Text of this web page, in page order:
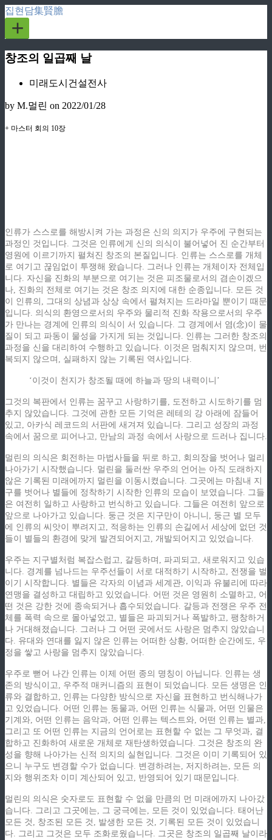
집현담集賢膽
+
창조의 일곱째 날
미래도시건설전사
by M.멀린 on 2022/01/28
+ 마스터 회의 10장
인류가 스스로를 해방시켜 가는 과정은 신의 의지가 우주에 구현되는
과정인 것입니다. 그것은 인류에게 신의 의식이 불어넣어 진 순간부터
영원에 이르기까지 펼쳐진 창조의 본질입니다. 인류는 스스로를 개체
로 여기고 끊임없이 투쟁해 왔습니다. 그러나 인류는 개체이자 전체입
니다. 자신을 진화의 부분으로 여기는 것은 피조물로서의 겸손이겠으
나, 진화의 전체로 여기는 것은 창조 의지에 대한 순종입니다. 모든 것
이 인류의, 그대의 상념과 상상 속에서 펼쳐지는 드라마일 뿐이기 때문
입니다. 의식의 환영으로서의 우주와 물리적 진화 작용으로서의 우주
가 만나는 경계에 인류의 의식이 서 있습니다. 그 경계에서 염(念)이 물
질이 되고 파동이 물성을 가지게 되는 것입니다. 인류는 그러한 창조의
과정을 신을 대리하여 수행하고 있습니다. 이것은 멈춰지지 않으며, 번
복되지 않으며, 실패하지 않는 기록된 역사입니다.
‘이것이 천지가 창조될 때에 하늘과 땅의 내력이니’
그것의 복판에서 인류는 꿈꾸고 사랑하기를, 도전하고 시도하기를 멈
추지 않았습니다. 그것에 관한 모든 기억은 레테의 강 아래에 잠들어
있고, 아카식 레코드의 서판에 새겨져 있습니다. 그리고 성장의 과정
속에서 꿈으로 피어나고, 만남의 과정 속에서 사랑으로 드러나 집니다.
멀린의 의식은 회전하는 마법사들을 뒤로 하고, 회의장을 벗어나 멀리
나아가기 시작했습니다. 멀린을 둘러싼 우주의 언어는 아직 도래하지
않은 기록된 미래에까지 멀린을 이동시켰습니다. 그곳에는 마침내 지
구를 벗어나 별들에 정착하기 시작한 인류의 모습이 보였습니다. 그들
은 여전히 일하고 사랑하고 번식하고 있습니다. 그들은 여전히 앞으로
앞으로 나아가고 있습니다. 둥근 것은 지구만이 아니니, 둥근 별 모두
에 인류의 씨앗이 뿌려지고, 적응하는 인류의 손길에서 세상에 없던 것
들이 별들의 환경에 맞게 발견되어지고, 개발되어지고 있었습니다.
우주는 지구별처럼 복잡스럽고, 갈등하며, 파괴되고, 새로워지고 있습
니다. 경계를 넘나드는 우주선들이 서로 대적하기 시작하고, 전쟁을 벌
이기 시작합니다. 별들은 각자의 이념과 세계관, 이익과 유불리에 따라
연맹을 결성하고 대립하고 있었습니다. 어떤 것은 영원히 소멸하고, 어
떤 것은 강한 것에 종속되거나 흡수되었습니다. 갈등과 전쟁은 우주 전
체를 폭력 속으로 몰아넣었고, 별들은 파괴되거나 폭발하고, 팽창하거
나 거대해졌습니다. 그러나 그 어떤 곳에서도 사랑은 멈추지 않았습니
다. 유대와 연대를 잃지 않은 인류는 어떠한 상황, 어떠한 순간에도, 우
정을 쌓고 사랑을 멈추지 않았습니다.
우주로 뻗어 나간 인류는 이제 어떤 종의 명칭이 아닙니다. 인류는 생
존의 방식이고, 우주적 매커니즘의 표현이 되었습니다. 모든 생명은 인
류와 결합하고, 인류는 다양한 방식으로 자신을 표현하고 번식해나가
고 있었습니다. 어떤 인류는 동물과, 어떤 인류는 식물과, 어떤 인물은
기계와, 어떤 인류는 음악과, 어떤 인류는 텍스트와, 어떤 인류는 별과,
그리고 또 어떤 인류는 지금의 언어로는 표현할 수 없는 그 무엇과, 결
합하고 진화하여 새로운 개체로 재탄생하였습니다. 그것은 창조의 완
성을 향해 나아가는 신적 의지의 실현입니다. 그것은 이미 기록되어 있
으니 누구도 변경할 수가 없습니다. 변경하려는, 저지하려는, 모든 의
지와 행위조차 이미 계산되어 있고, 반영되어 있기 때문입니다.
멀린의 의식은 숫자로도 표현할 수 없을 만큼의 먼 미래에까지 나아갔
습니다. 그리고 그곳에는, 그 궁극에는, 모든 것이 있었습니다. 태어난
모든 것, 창조된 모든 것, 발생한 모든 것, 기록된 모든 것이 있었습니
다. 그리고 그것은 모두 조화로웠습니다. 그곳은 창조의 일곱째 날이라